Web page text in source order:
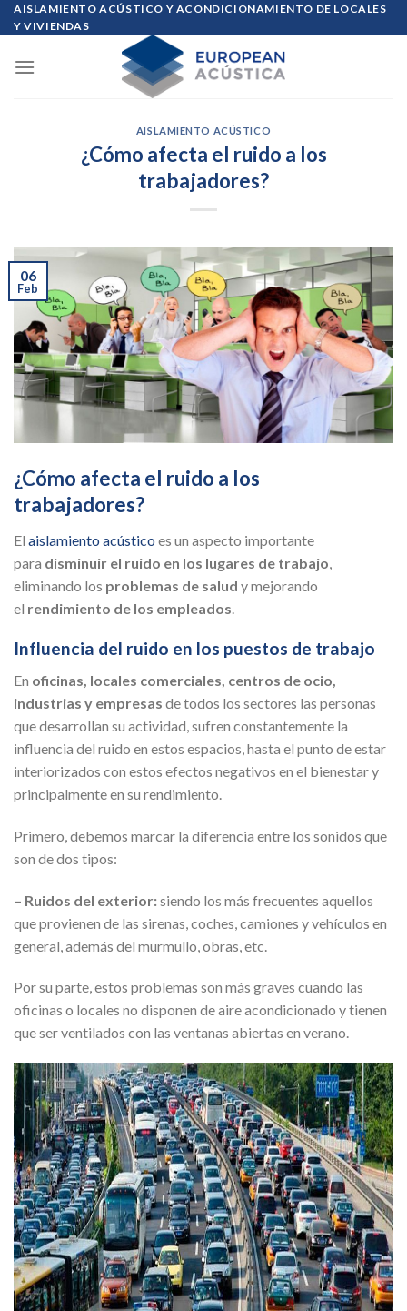
Skip
to
AISLAMIENTO ACÚSTICO Y ACONDICIONAMIENTO DE LOCALES
Y VIVIENDAS
AISLAMIENTO ACÚSTICO
¿Cómo afecta el ruido a los
trabajadores?
06
Feb
¿Cómo afecta el ruido a los
trabajadores?
El aislamiento acústico es un aspecto importante
para disminuir el ruido en los lugares de trabajo
eliminando los problemas de salud y mejorando
el rendimiento de los empleados
Influencia del ruido en los puestos de trabajo
En oficinas, locales comerciales, centros de ocio,
industrias y empresas de todos los sectores las personas
que desarrollan su actividad, sufren constantemente la
influencia del ruido en estos espacios, hasta el punto de estar
interiorizados con estos efectos negativos en el bienestar y
principalmente en su rendimiento.
Primero, debemos marcar la diferencia entre los sonidos que
son de dos tipos:
– Ruidos del exterior:siendo los más frecuentes aquellos
que provienen de las sirenas, coches, camiones y vehículos en
general, además del murmullo, obras, etc.
Por su parte, estos problemas son más graves cuando las
oficinas o locales no disponen de aire acondicionado y tienen
que ser ventilados con las ventanas abiertas en verano.